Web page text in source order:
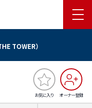
TOWER）
お気に入り オーナー登録